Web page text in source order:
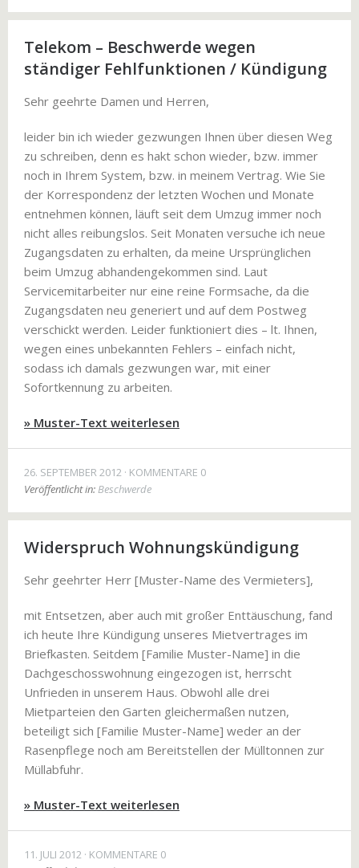
Telekom – Beschwerde wegen
ständiger Fehlfunktionen / Kündigung
Sehr geehrte Damen und Herren,
leider bin ich wieder gezwungen Ihnen über diesen Weg
zu schreiben, denn es hakt schon wieder, bzw. immer
noch in Ihrem System, bzw. in meinem Vertrag. Wie Sie
der Korrespondenz der letzten Wochen und Monate
entnehmen können, läuft seit dem Umzug immer noch
nicht alles reibungslos. Seit Monaten versuche ich neue
Zugangsdaten zu erhalten, da meine Ursprünglichen
beim Umzug abhandengekommen sind. Laut
Servicemitarbeiter nur eine reine Formsache, da die
Zugangsdaten neu generiert und auf dem Postweg
verschickt werden. Leider funktioniert dies – lt. Ihnen,
wegen eines unbekannten Fehlers – einfach nicht,
sodass ich damals gezwungen war, mit einer
Sofortkennung zu arbeiten.
» Muster-Text weiterlesen
26. SEPTEMBER 2012 KOMMENTARE 0
Veröffentlicht in:Beschwerde
Widerspruch Wohnungskündigung
Sehr geehrter Herr [Muster-Name des Vermieters],
mit Entsetzen, aber auch mit großer Enttäuschung, fand
ich heute Ihre Kündigung unseres Mietvertrages im
Briefkasten. Seitdem [Familie Muster-Name] in die
Dachgeschosswohnung eingezogen ist, herrscht
Unfrieden in unserem Haus. Obwohl alle drei
Mietparteien den Garten gleichermaßen nutzen,
beteiligt sich [Familie Muster-Name] weder an der
Rasenpflege noch am Bereitstellen der Mülltonnen zur
Müllabfuhr.
» Muster-Text weiterlesen
11. JULI 2012 KOMMENTARE 0